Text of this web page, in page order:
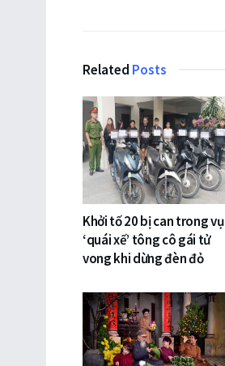
Related Posts
Khởi tố 20 bị can trong vụ
‘quái xế’ tông cô gái tử
vong khi dừng đèn đỏ